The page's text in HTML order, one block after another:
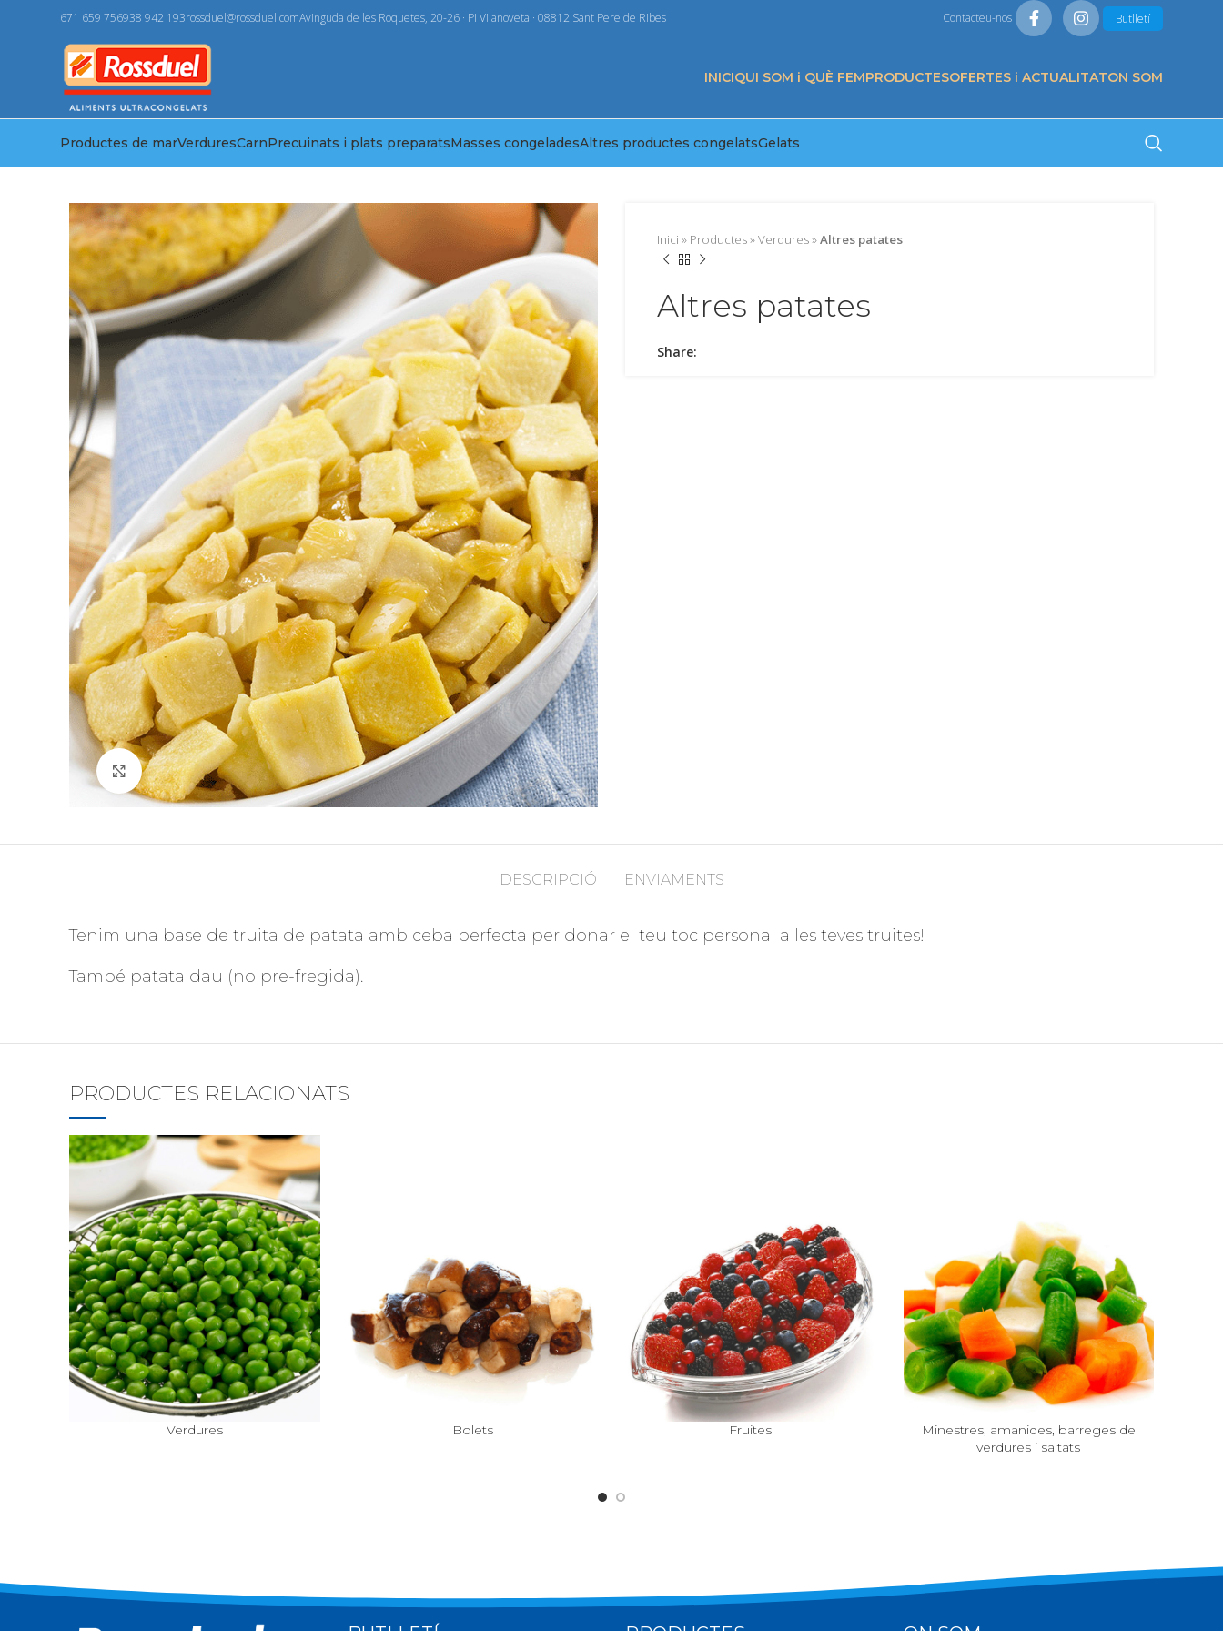
671 659 756938 942 193rossduel@rossduel.comAvinguda de les Roquetes, 20-26 · PI Vilanoveta · 08812 Sant Pere de Ribes Contacteu-nos Butlletí
INICIQUI SOM i QUÈ FEMPRODUCTESOFERTES i ACTUALITATON SOM
Productes de marVerduresCarnPrecuinats i plats preparatsMasses congeladesAltres productes congelatsGelats
Feu clic per ampliar
Inici » Productes»Verdures»Altres patates
Altres patates
Share:
DESCRIPCIÓ ENVIAMENTS
Tenim una base de truita de patata amb ceba perfecta per donar el teu toc personal a les teves truites!
També patata dau (no pre-fregida).
PRODUCTES RELACIONATS
Verdures Bolets Fruites
Minestres, amanides, barreges de
verdures i saltats